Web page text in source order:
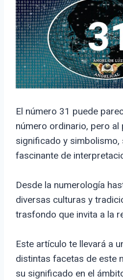
El número 31 puede
número ordinario, pero
significado y simbolismo,
fascinante de
Desde la numerología
diversas culturas y
trasfondo que invita a la
Este artículo te llevará a
distintas facetas de este
su significado en el